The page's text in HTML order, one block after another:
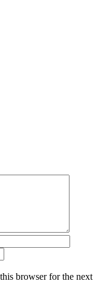
browser for the next